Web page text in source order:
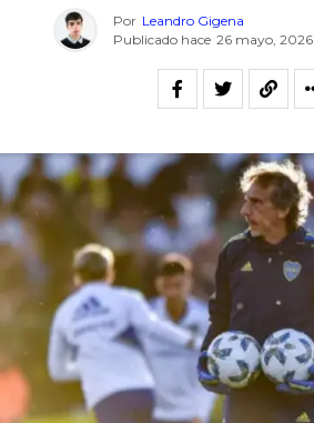
Por Leandro Gigena
Publicado hace 26 mayo, 2026